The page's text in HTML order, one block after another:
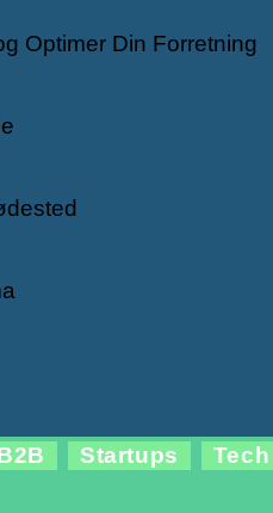
Optimer Din Forretning
Startups Tech